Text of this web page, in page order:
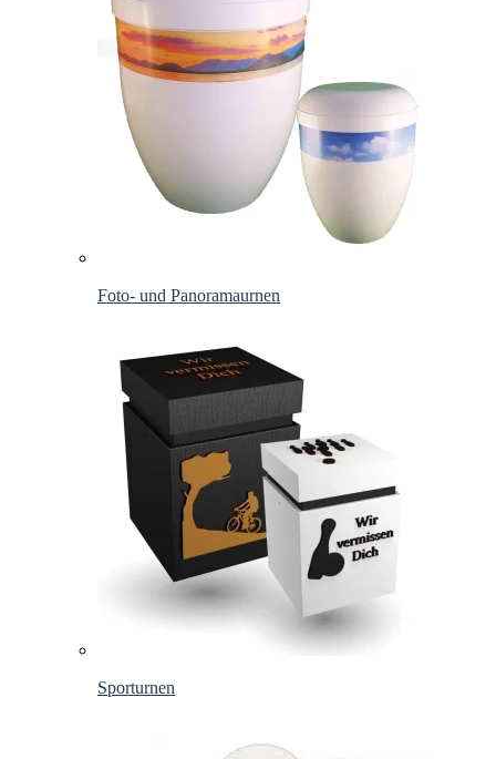
Foto- und Panoramaurnen
Sporturnen